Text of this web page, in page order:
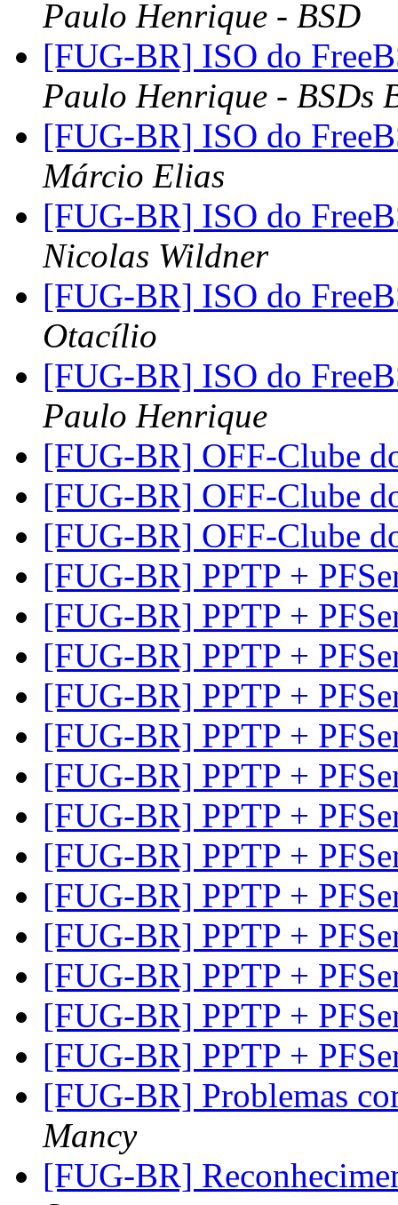
Paulo Henrique - BSD
[FUG-BR] ISO do
Paulo Henrique - BSDs
[FUG-BR] ISO do
Márcio Elias
[FUG-BR] ISO do
Nicolas Wildner
[FUG-BR] ISO do
Otacílio
[FUG-BR] ISO do
Paulo Henrique
[FUG-BR] OFF-Clube
[FUG-BR] OFF-Clube
[FUG-BR] OFF-Clube
[FUG-BR] PPTP +
[FUG-BR] PPTP +
[FUG-BR] PPTP +
[FUG-BR] PPTP +
[FUG-BR] PPTP +
[FUG-BR] PPTP +
[FUG-BR] PPTP +
[FUG-BR] PPTP +
[FUG-BR] PPTP +
[FUG-BR] PPTP +
[FUG-BR] PPTP +
[FUG-BR] PPTP +
[FUG-BR] PPTP +
[FUG-BR] Problemas
Mancy
[FUG-BR]